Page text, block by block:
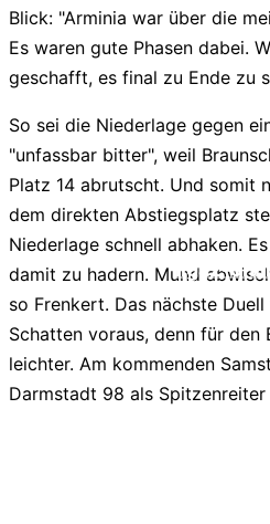
liga2-
Blick: "Arminia war über die
Es waren gute Phasen dabei.
geschafft, es final zu Ende zu
So sei die Niederlage gegen
"unfassbar bitter", weil
Platz 14 abrutscht. Und somit
dem direkten Abstiegsplatz
Niederlage schnell abhaken.
damit zu hadern. Mund
so Frenkert. Das nächste
Schatten voraus, denn für den
leichter. Am kommenden
Darmstadt 98 als